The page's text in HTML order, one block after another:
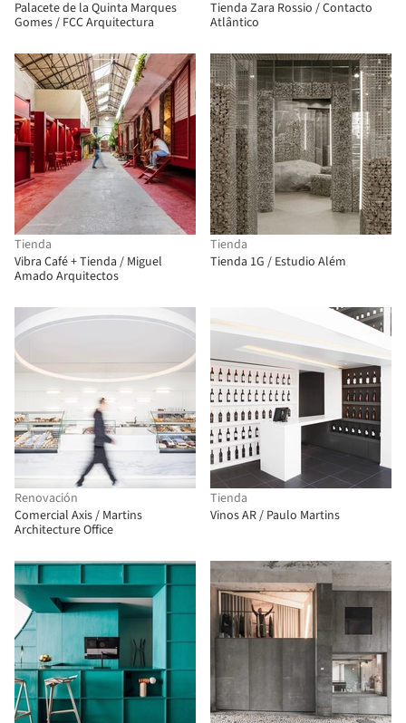
Palacete de la Quinta Marques
Gomes / FCC Arquitectura
Tienda Zara Rossio / Contacto
Atlântico
Tienda
Vibra Café + Tienda / Miguel
Amado Arquitectos
Tienda
Tienda 1G / Estudio Além
Renovación
Comercial Axis / Martins
Architecture Office
Tienda
Vinos AR / Paulo Martins